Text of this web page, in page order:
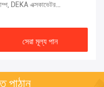
DEKA এক্সকাভেটর
9N1H
সেরা মূল্য পান
পাঠান